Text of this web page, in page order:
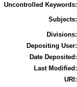
Uncontrolled Keywords:
Subjects:
Divisions:
Depositing User:
Date Deposited:
Last Modified:
URI: